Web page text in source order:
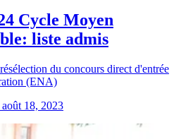
Cycle Moyen
liste admis
du concours direct d'entrée
(ENA)
août 18, 2023